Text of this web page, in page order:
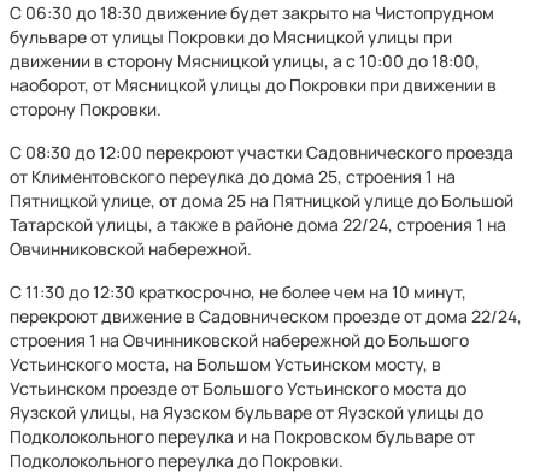
С 06:30 до 18:30 движение будет закрыто на Чистопрудном
бульваре от улицы Покровки до Мясницкой улицы при
движении в сторону Мясницкой улицы, а с 10:00 до 18:00,
наоборот, от Мясницкой улицы до Покровки при движении в
сторону Покровки.
C 08:30 до 12:00 перекроют участки Садовнического проезда
от Климентовского переулка до дома 25, строения 1 на
Пятницкой улице, от дома 25 на Пятницкой улице до Большой
Татарской улицы, а также в районе дома 22/24, строения 1 на
Овчинниковской набережной.
С 11:30 до 12:30 краткосрочно, не более чем на 10 минут,
перекроют движение в Садовническом проезде от дома 22/24,
строения 1 на Овчинниковской набережной до Большого
Устьинского моста, на Большом Устьинском мосту, в
Устьинском проезде от Большого Устьинского моста до
Яузской улицы, на Яузском бульваре от Яузской улицы до
Подколокольного переулка и на Покровском бульваре от
Подколокольного переулка до Покровки.